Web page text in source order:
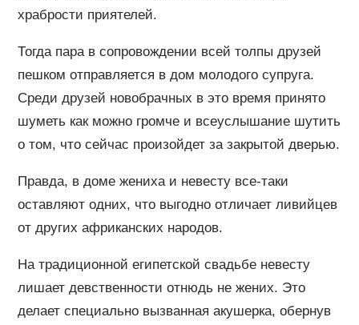
храбрости приятелей.
Тогда пара в сопровождении всей толпы друзей
пешком отправляется в дом молодого супруга.
Среди друзей новобрачных в это время принято
шуметь как можно громче и всеуслышание шутить
о том, что сейчас произойдет за закрытой дверью.
Правда, в доме жениха и невесту все-таки
оставляют одних, что выгодно отличает ливийцев
от других африканских народов.
На традиционной египетской свадьбе невесту
лишает девственности отнюдь не жених. Это
делает специально вызванная акушерка, обернув